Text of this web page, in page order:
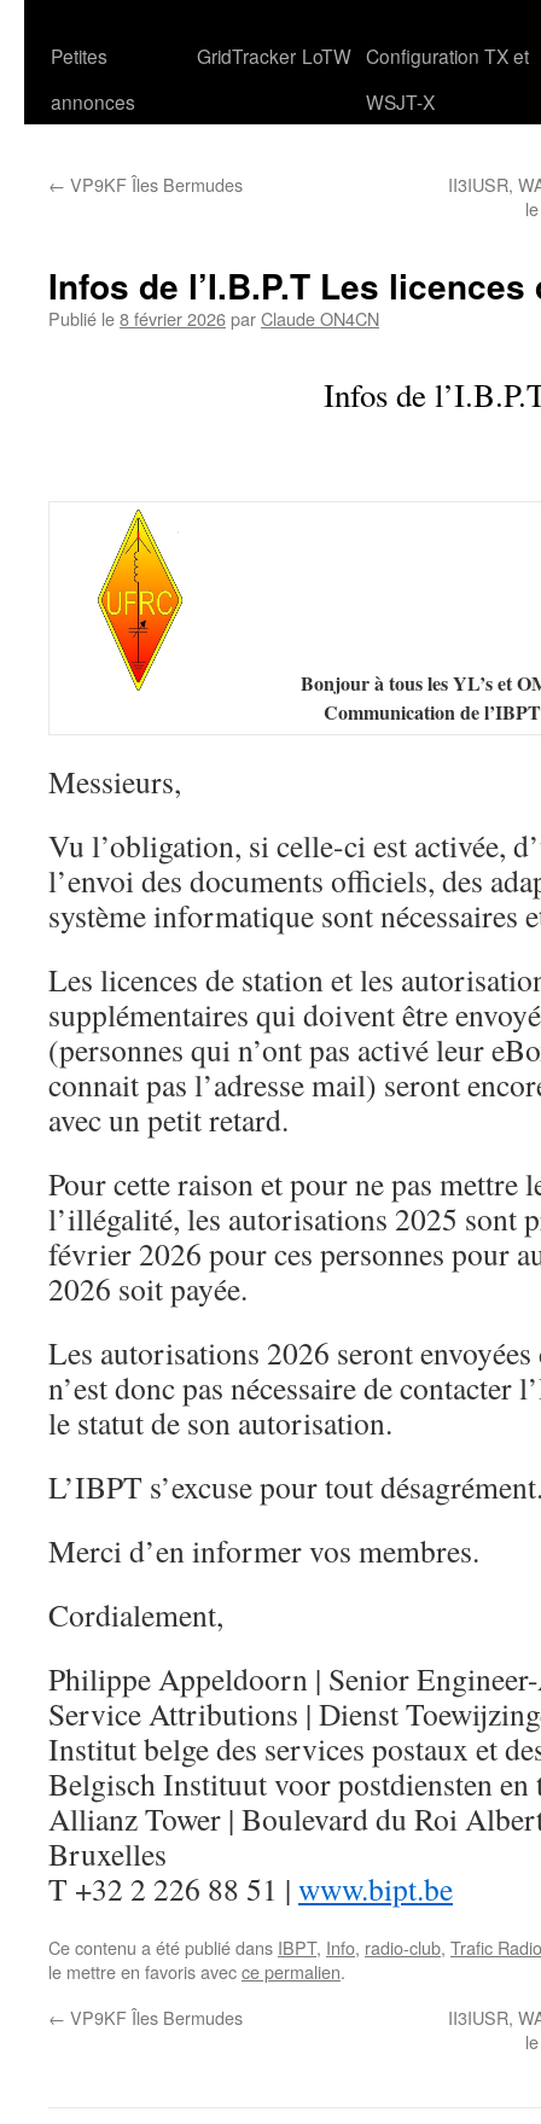
Petites
annonces
GridTracker LoTW Configuration TX et
WSJT-X
← VP9KF Îles Bermudes
II3IUSR,
Infos de l’I.B.P.T Les
Publié le8 février 2026parClaude ON4CN
Infos de
Bonjour à tous les YL’s et
Communication de
Messieurs,
Vu l’obligation, si celle-ci est activée,
l’envoi des documents officiels, des
système informatique sont nécessaires
Les licences de station et les
supplémentaires qui doivent être
(personnes qui n’ont pas activé leur
connait pas l’adresse mail) seront
avec un petit retard.
Pour cette raison et pour ne pas mettre
l’illégalité, les autorisations 2025 sont
février 2026 pour ces personnes pour
2026 soit payée.
Les autorisations 2026 seront
n’est donc pas nécessaire de contacter
le statut de son autorisation.
L’IBPT s’excuse pour tout
Merci d’en informer vos membres.
Cordialement,
Philippe Appeldoorn | Senior
Service Attributions | Dienst
Institut belge des services postaux et
Belgisch Instituut voor postdiensten en
Allianz Tower | Boulevard du Roi
Bruxelles
T +32 2 226 88 51 | www.bipt.be
Ce contenu a été publié dans IBPT, Info, radio-club, Trafic Radio
le mettre en favoris avecce permalien.
← VP9KF Îles Bermudes
II3IUSR,